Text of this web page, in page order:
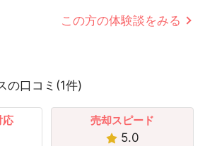
この方の体験談をみる
の口コミ(1件)
応 売却スピード
5.0